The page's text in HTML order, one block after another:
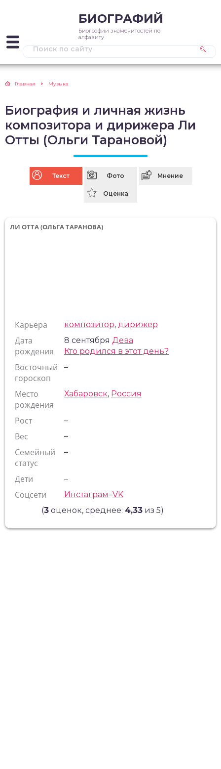
БИОГРАФИЙ
Биографии знаменитостей по
алфавиту
Главная Музыка
Биография и личная жизнь
композитора и дирижера Ли
Отты (Ольги Тарановой)
Текст Фото Мнение
Оценка
ЛИ ОТТА (ОЛЬГА ТАРАНОВА)
Карьера композитор, дирижер
Дата
рождения
8 сентября Дева
Кто родился в этот день?
Восточный
гороскоп
–
Место
рождения
Хабаровск, Россия
Рост –
Вес –
Семейный
статус
–
Дети –
Соцсети Инстаграм–VK
(3 оценок, среднее: 4,33 из 5)